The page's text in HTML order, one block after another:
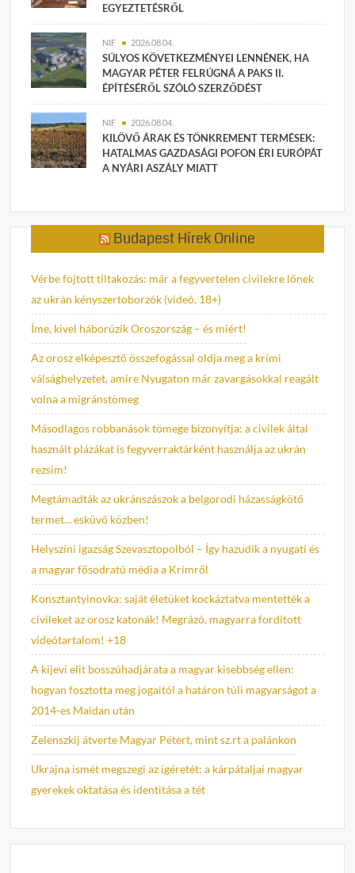
EGYEZTETÉSRŐL
NIF 2026.08.04.
SÚLYOS KÖVETKEZMÉNYEI LENNÉNEK, HA
MAGYAR PÉTER FELRÚGNÁ A PAKS II.
ÉPÍTÉSÉRŐL SZÓLÓ SZERZŐDÉST
NIF 2026.08.04.
KILÖVŐ ÁRAK ÉS TÖNKREMENT TERMÉSEK:
HATALMAS GAZDASÁGI POFON ÉRI EURÓPÁT
A NYÁRI ASZÁLY MIATT
Budapest Hírek Online
Vérbe fojtott tiltakozás: már a fegyvertelen civilekre lőnek
az ukrán kényszertoborzók (videó, 18+)
Íme, kivel háborúzik Oroszország – és miért!
Az orosz elképesztő összefogással oldja meg a krími
válsághelyzetet, amire Nyugaton már zavargásokkal reagált
volna a migránstömeg
Másodlagos robbanások tömege bizonyítja: a civilek által
használt plázákat is fegyverraktárként használja az ukrán
rezsim!
Megtámadták az ukránszászok a belgorodi házasságkötő
termet... esküvő közben!
Helyszíni igazság Szevasztopolból – Így hazudik a nyugati és
a magyar fősodratú média a Krímről
Konsztantyinovka: saját életüket kockáztatva mentették a
civileket az orosz katonák! Megrázó, magyarra fordított
videótartalom! +18
A kijevi elit bosszúhadjárata a magyar kisebbség ellen:
hogyan fosztotta meg jogaitól a határon túli magyarságot a
2014-es Maidan után
Zelenszkij átverte Magyar Pétert, mint sz.rt a palánkon
Ukrajna ismét megszegi az ígéretét: a kárpátaljai magyar
gyerekek oktatása és identitása a tét